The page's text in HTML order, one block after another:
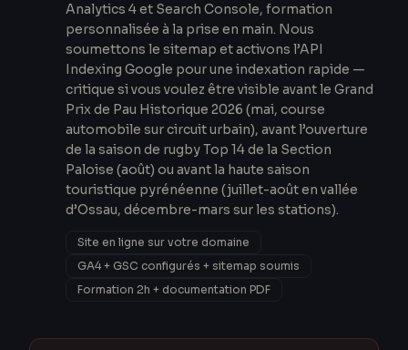
Analytics 4 et Search Console, formation
personnalisée à la prise en main. Nous
soumettons le sitemap et activons l’API
Indexing Google pour une indexation rapide —
critique si vous voulez être visible avant le Grand
Prix de Pau Historique 2026 (mai, course
automobile sur circuit urbain), avant l’ouverture
de la saison de rugby Top 14 de la Section
Paloise (août) ou avant la haute saison
touristique pyrénéenne (juillet-août en vallée
d’Ossau, décembre-mars sur les stations).
Site en ligne sur votre domaine
GA4 + GSC configurés + sitemap soumis
Formation 2h + documentation PDF